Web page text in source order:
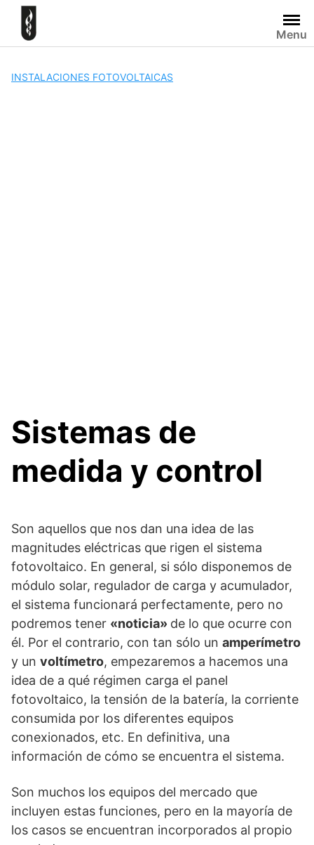
Skip
content
Menu
INSTALACIONES FOTOVOLTAICAS
Sistemas de
medida y control
Son aquellos que nos dan una idea de las
magnitudes eléctricas que rigen el sistema
fotovoltaico. En general, si sólo disponemos de
módulo solar, regulador de carga y acumulador,
el sistema funcionará perfectamente, pero no
podremos tener «noticia» de lo que ocurre con
él. Por el contrario, con tan sólo un amperímetro
y un voltímetro, empezaremos a hacemos una
idea de a qué régimen carga el panel
fotovoltaico, la tensión de la batería, la corriente
consumida por los diferentes equipos
conexionados, etc. En definitiva, una
información de cómo se encuentra el sistema.
Son muchos los equipos del mercado que
incluyen estas funciones, pero en la mayoría de
los casos se encuentran incorporados al propio